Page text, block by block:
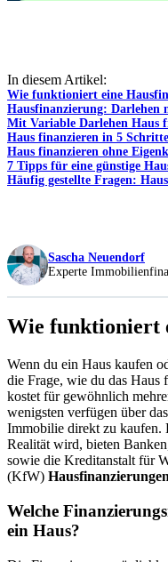
In diesem Artikel:
Wie funktioniert eine
Hausfinanzierung: Darlehen
Mit Variable Darlehen Haus
Haus finanzieren in 5
Haus finanzieren ohne
7 Tipps für eine günstige
Häufig gestellte Fragen:
Sascha Neuendorf
Experte
Wie funktioniert
Wenn du ein Haus kaufen
die Frage, wie du das Haus
kostet für gewöhnlich
wenigsten verfügen über
Immobilie direkt zu kaufen.
Realität wird, bieten
sowie die Kreditanstalt für
(KfW) Hausfinanzierungen
Welche
ein Haus?